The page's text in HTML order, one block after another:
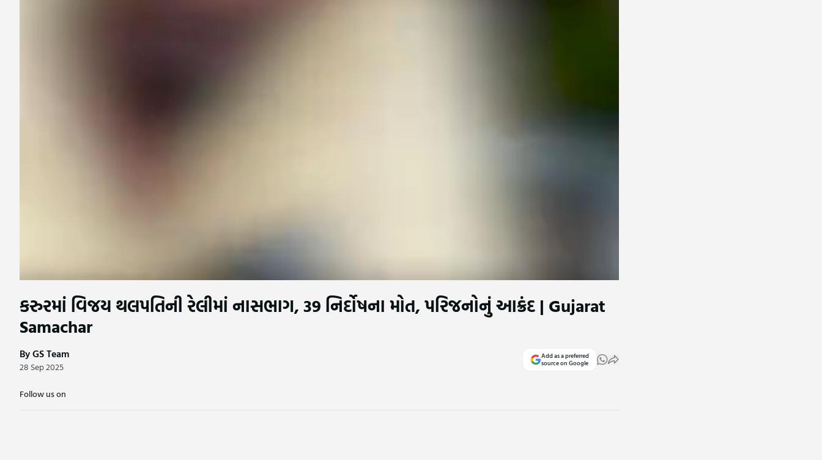
કરુરમાં વિજય થલપતિની રેલીમાં નાસભાગ, 39 નિર્દોષના મોત, પરિજનોનું આક્રંદ | Gujarat
Samachar
By GS Team
28 Sep 2025
Add as a preferred
source on Google
Follow us on